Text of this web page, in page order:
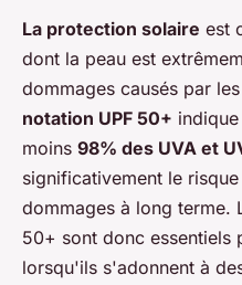
La protection solaire est
dont la peau est
dommages causés par
notation UPF 50+
moins 98% des UVA et
significativement le
dommages à long terme.
50+ sont donc essentiels
lorsqu'ils s'adonnent à